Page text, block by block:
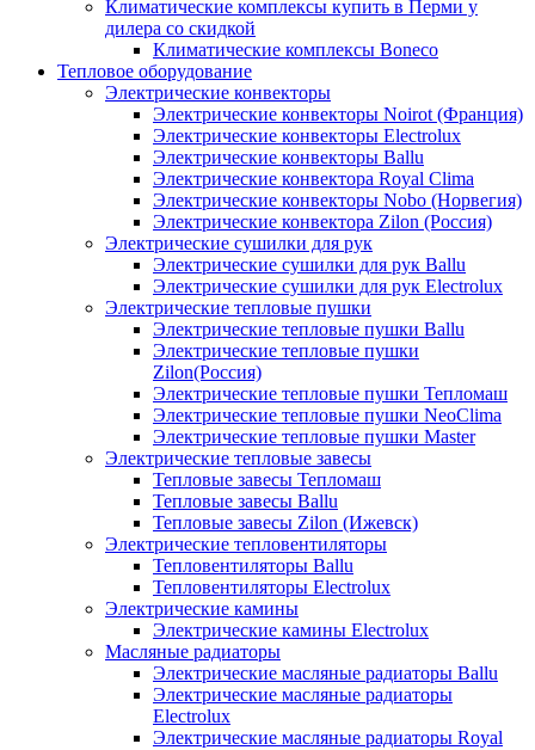
Климатические комплексы купить в Перми у
дилера со скидкой
Климатические комплексы Boneсo
Тепловое оборудование
Электрические конвекторы
Электрические конвекторы Noirot (Франция)
Электрические конвекторы Electrolux
Электрические конвекторы Ballu
Электрические конвектора Royal Clima
Электрические конвекторы Nobo (Норвегия)
Электрические конвектора Zilon (Россия)
Электрические сушилки для рук
Электрические сушилки для рук Ballu
Электрические сушилки для рук Electrolux
Электрические тепловые пушки
Электрические тепловые пушки Ballu
Электрические тепловые пушки
Zilon(Россия)
Электрические тепловые пушки Тепломаш
Электрические тепловые пушки NeoClima
Электрические тепловые пушки Master
Электрические тепловые завесы
Тепловые завесы Тепломаш
Тепловые завесы Ballu
Тепловые завесы Zilon (Ижевск)
Электрические тепловентиляторы
Тепловентиляторы Ballu
Тепловентиляторы Electrolux
Электрические камины
Электрические камины Electrolux
Масляные радиаторы
Электрические масляные радиаторы Ballu
Электрические масляные радиаторы
Electrolux
Электрические масляные радиаторы Royal